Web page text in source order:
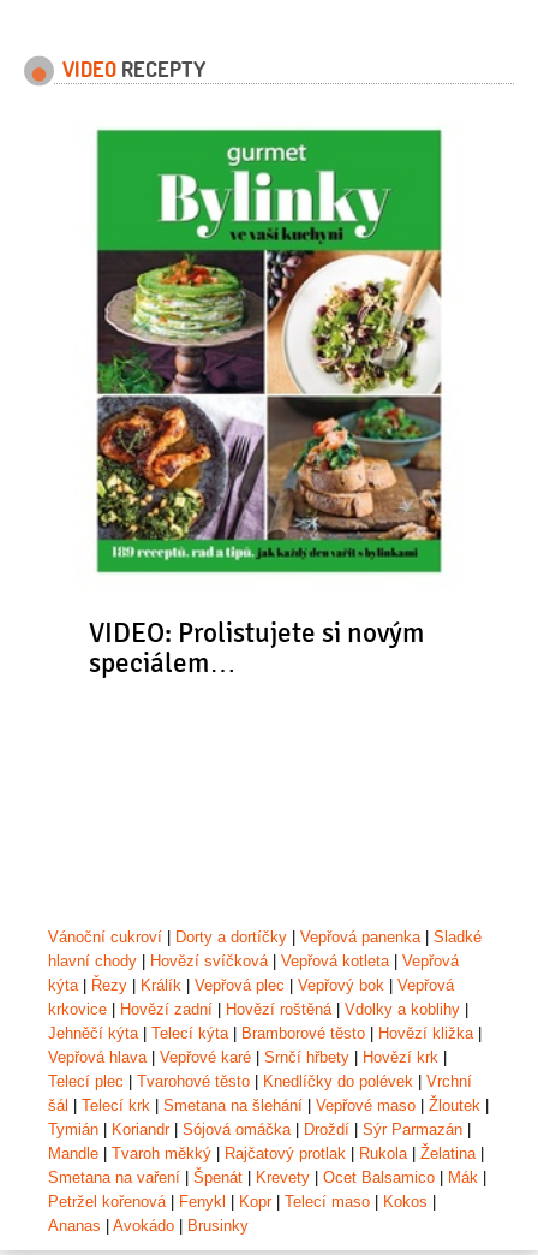
VIDEO RECEPTY
VIDEO: Prolistujete si novým
speciálem…
Vánoční cukroví Dorty a dortíčky Vepřová panenka| Sladké
hlavní chody
Hovězí svíčková| Vepřová kotleta| Vepřová
kýta| Řezy Králík Vepřová plec Vepřový bok
Vepřová
krkovice
Hovězí zadní Hovězí roštěná| Vdolky a koblihy
Jehněčí kýta| Telecí kýta| Bramborové těsto Hovězí kližka|
Vepřová hlava| Vepřové karé Srnčí hřbety Hovězí krk
Telecí plec
Tvarohové těsto Knedlíčky do polévek
Vrchní
šál
Telecí krk Smetana na šlehání Vepřové maso Žloutek
Tymián
Koriandr| Sójová omáčka| Droždí Sýr Parmazán
Mandle
Tvaroh měkký Rajčatový protlak Rukola| Želatina|
Smetana na vaření
Špenát Krevety Ocet Balsamico Mák
Petržel kořenová| Fenykl Kopr| Telecí maso Kokos
Ananas
Avokádo Brusinky